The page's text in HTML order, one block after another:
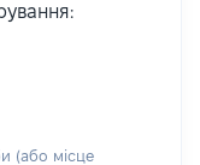
(або місце